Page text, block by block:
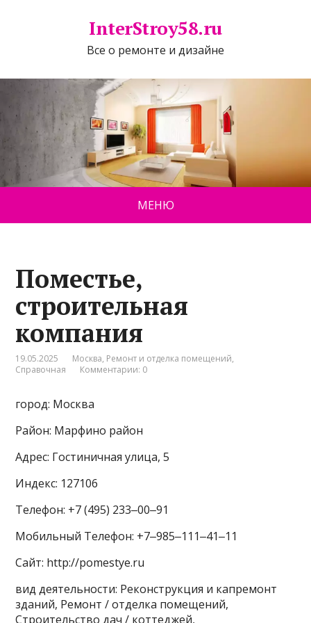
InterStroy58.ru
Все о ремонте и дизайне
МЕНЮ
Поместье,
строительная
компания
19.05.2025 Москва, Ремонт и отделка помещений,
Справочная
Комментарии: 0
город: Москва
Район: Марфино район
Адрес: Гостиничная улица, 5
Индекс: 127106
Телефон: +7 (495) 233‒00‒91
Мобильный Телефон: +7‒985‒111‒41‒11
Сайт: http://pomestye.ru
вид деятельности: Реконструкция и капремонт
зданий, Ремонт / отделка помещений,
Строительство дач / коттеджей,